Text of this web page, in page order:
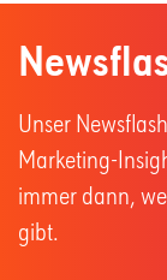
Unser
Marketing-
immer dann,
gibt.